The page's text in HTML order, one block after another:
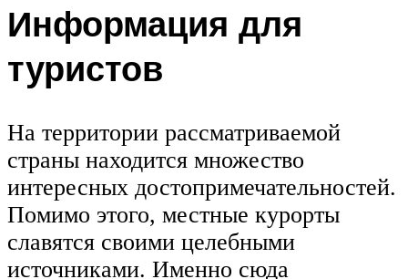
Информация для
туристов
На территории рассматриваемой
страны находится множество
интересных достопримечательностей.
Помимо этого, местные курорты
славятся своими целебными
источниками. Именно сюда